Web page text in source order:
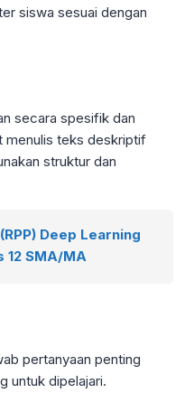
siswa sesuai dengan
secara spesifik dan
menulis teks deskriptif
struktur dan
Deep Learning
12 SMA/MA
pertanyaan penting
untuk dipelajari.